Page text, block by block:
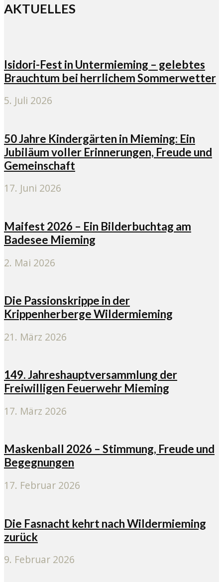
AKTUELLES
Isidori-Fest in Untermieming – gelebtes
Brauchtum bei herrlichem Sommerwetter
5. Juli 2026
50 Jahre Kindergärten in Mieming: Ein
Jubiläum voller Erinnerungen, Freude und
Gemeinschaft
17. Juni 2026
Maifest 2026 – Ein Bilderbuchtag am
Badesee Mieming
2. Mai 2026
Die Passionskrippe in der
Krippenherberge Wildermieming
21. März 2026
149. Jahreshauptversammlung der
Freiwilligen Feuerwehr Mieming
17. März 2026
Maskenball 2026 – Stimmung, Freude und
Begegnungen
17. Februar 2026
Die Fasnacht kehrt nach Wildermieming
zurück
9. Februar 2026